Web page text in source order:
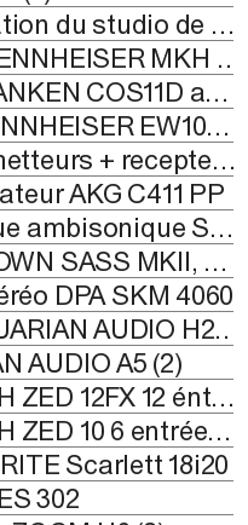
Non-inclus avec la location du studio de son
Microphone shotgun SENNHEISER MKH 8060
Microphone Lavalier SANKEN COS11D avec émetteur et récepteur sans fil LECTROSONIC UM400A et UCR411A
Microphone sans fil SENNHEISER EW100ENG G2 (2)
Micro sans-fil (2 transmetteurs + recepteur stéréo) DJI MIC MINI
AKG C411 PP
Microphone tétraédrique ambisonique SOUNDFIELD ST350
Microphone stéréo CROWN SASS MKII, PZM HRTF
DPA SKM 4060
Paire hydrophones AQUARIAN AUDIO H2n-XLR
AUDIO A5 (2)
Console ALLEN&HEATH ZED 12FX 12 éntrées, 4 Aux
Console ALLEN&HEATH ZED 10 6 entrées, 2 Aux
Scarlett 18i20
302